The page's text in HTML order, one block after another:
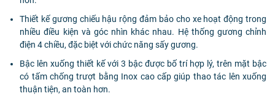
Thiết kế gương chiếu hậu rộng đảm bảo cho xe hoạt động trong
nhiều điều kiện và góc nhìn khác nhau. Hệ thống gương chỉnh
điện 4 chiều, đặc biệt với chức năng sấy gương.
Bậc lên xuống thiết kế với 3 bậc được bố trí hợp lý, trên mặt bậc
có tấm chống trượt bằng Inox cao cấp giúp thao tác lên xuống
thuận tiện, an toàn hơn.